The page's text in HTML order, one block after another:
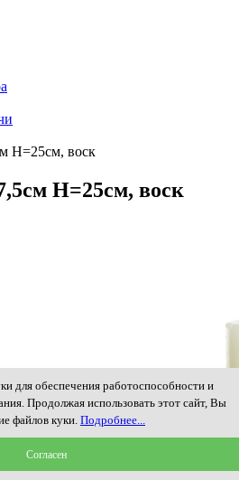
H=25см, воск
H=25см, воск
для обеспечения работоспособности и
Продолжая использовать этот сайт, Вы
файлов куки. Подробнее...
Согласен